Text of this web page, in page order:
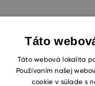
Táto
Táto webová lokalita
Používaním našej
cookie v súlade s